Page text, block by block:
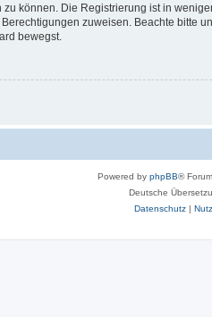
können. Die Registrierung ist in
zuweisen. Beachte
bewegst.
Powered by phpBB®
Deutsche
Datenschutz|